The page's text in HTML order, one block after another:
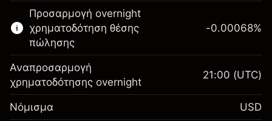
CFDs
Περιθώριο. Η επένδυσή
σας
$1,000.00
Προσαρμογή overnight
χρηματοδότηση θέσης
πώλησης
-0.00068%
Αναπροσαρμογή
χρηματοδότησης overnight
21:00 (UTC)
Νόμισμα USD